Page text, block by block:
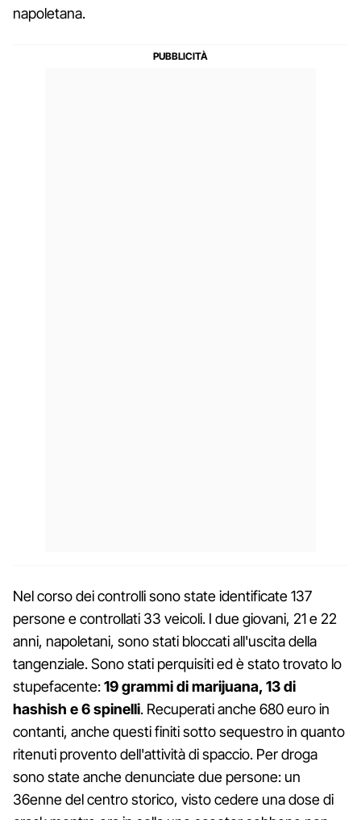
napoletana.
Nel corso dei controlli sono state identificate 137
persone e controllati 33 veicoli. I due giovani, 21 e 22
anni, napoletani, sono stati bloccati all'uscita della
tangenziale. Sono stati perquisiti ed è stato trovato lo
stupefacente:19 grammi di marijuana, 13 di
hashish e 6 spinelli. Recuperati anche 680 euro in
contanti, anche questi finiti sotto sequestro in quanto
ritenuti provento dell'attività di spaccio. Per droga
sono state anche denunciate due persone: un
36enne del centro storico, visto cedere una dose di